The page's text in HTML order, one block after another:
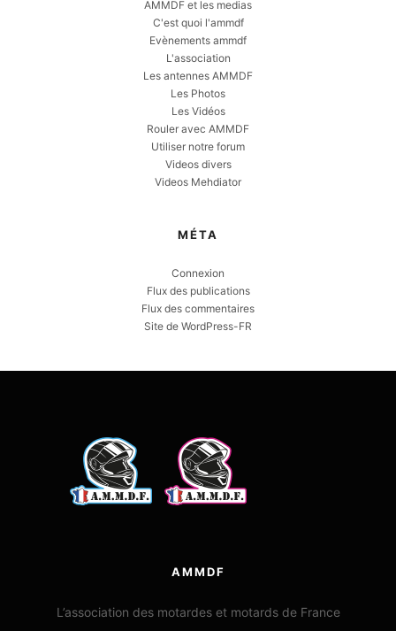
AMMDF et les medias
C'est quoi l'ammdf
Evènements ammdf
L'association
Les antennes AMMDF
Les Photos
Les Vidéos
Rouler avec AMMDF
Utiliser notre forum
Videos divers
Videos Mehdiator
MÉTA
Connexion
Flux des publications
Flux des commentaires
Site de WordPress-FR
AMMDF
L’association des motardes et motards de France